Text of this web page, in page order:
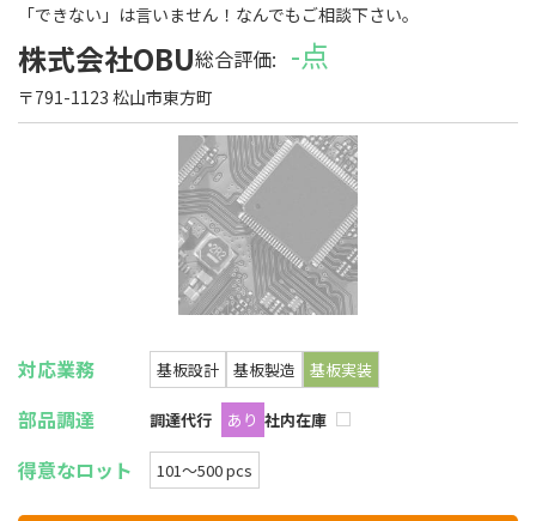
クチコミ
「できない」は言いません！なんでもご相談下さい。
株式会社OBU総合評価: -点
〒791-1123 松山市東方町
対応業務 基板設計 基板製造 基板実装
部品調達 調達代行 あり 社内在庫
得意なロット 101〜500 pcs